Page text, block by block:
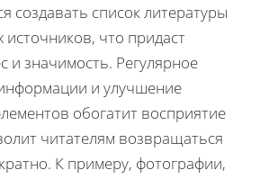
создавать список литературы
источников, что придаст
и значимость. Регулярное
и улучшение
обогатит восприятие
читателям возвращаться
К примеру, фотографии,